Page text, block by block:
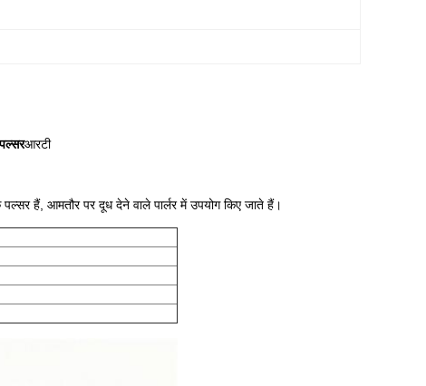
आरटी
हैं, आमतौर पर दूध देने वाले पार्लर में उपयोग किए जाते हैं।